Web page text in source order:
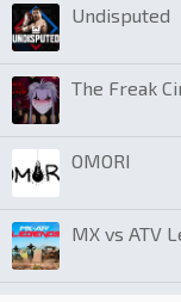
Undisputed
The Freak
OMORI
MX vs ATV